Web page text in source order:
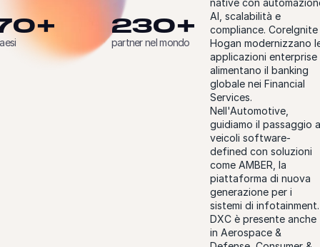
230+
partner nel mondo
native con
AI, scalabilità e
compliance. CoreIgnite
Hogan modernizzano
applicazioni enterprise
alimentano il banking
globale nei Financial
Services.
Nell'Automotive,
guidiamo il passaggio
veicoli software-
defined con soluzioni
come AMBER, la
piattaforma di nuova
generazione per i
sistemi di infotainment.
DXC è presente anche
in Aerospace &